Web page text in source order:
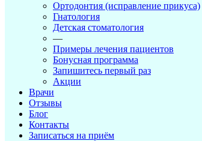
Ортодонтия (исправление прикуса)
Гнатология
Детская стоматология
—
Примеры лечения пациентов
Бонусная программа
Запишитесь первый раз
Акции
Врачи
Отзывы
Блог
Контакты
Записаться на приём